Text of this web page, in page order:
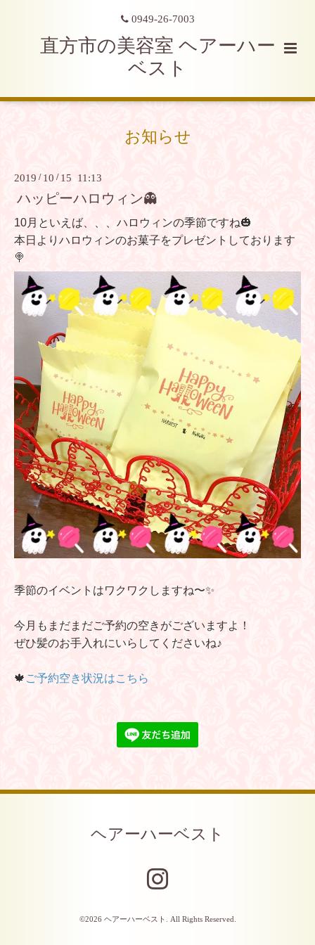
0949-26-7003
直方市の美容室 ヘアーハー
ベスト
お知らせ
2019 / 10 / 15 11:13
ハッピーハロウィン👻
10月といえば、、、ハロウィンの季節ですね🎃
本日よりハロウィンのお菓子をプレゼントしております
🍭
季節のイベントはワクワクしますね〜✨
今月もまだまだご予約の空きがございますよ！
ぜひ髪のお手入れにいらしてくださいね♪
🍁 ご予約空き状況はこちら
ヘアーハーベスト
©2026 ヘアーハーベスト . All Rights Reserved.